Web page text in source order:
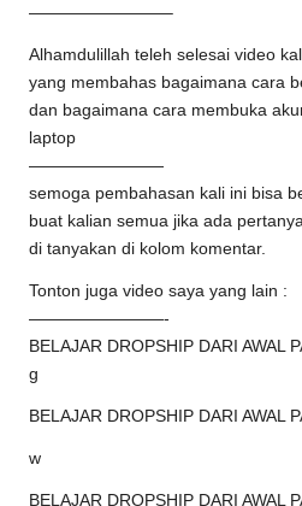
————————–
Alhamdulillah teleh selesai video
yang membahas bagaimana cara
dan bagaimana cara membuka
laptop
————————
semoga pembahasan kali ini bisa
buat kalian semua jika ada
di tanyakan di kolom komentar.
Tonton juga video saya yang lain :
————————-
BELAJAR DROPSHIP DARI AWAL
g
BELAJAR DROPSHIP DARI AWAL
w
BELAJAR DROPSHIP DARI AWAL